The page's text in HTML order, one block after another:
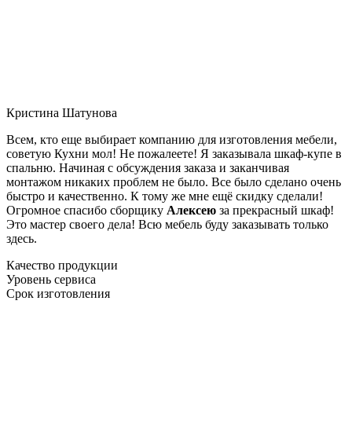
Кристина Шатунова
Всем, кто еще выбирает компанию для изготовления мебели,
советую Кухни мол! Не пожалеете! Я заказывала шкаф-купе в
спальню. Начиная с обсуждения заказа и заканчивая
монтажом никаких проблем не было. Все было сделано очень
быстро и качественно. К тому же мне ещё скидку сделали!
Огромное спасибо сборщику Алексею за прекрасный шкаф!
Это мастер своего дела! Всю мебель буду заказывать только
здесь.
Качество продукции
Уровень сервиса
Срок изготовления